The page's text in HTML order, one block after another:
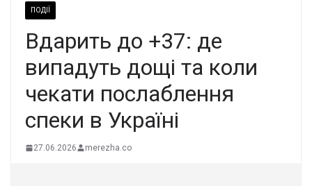
ПОДІЇ
Вдарить до +37: де
випадуть дощі та коли
чекати послаблення
спеки в Україні
27.06.2026 merezha.co